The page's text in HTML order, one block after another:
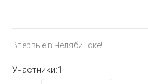
Впервые в Челябинске!
Участники:1